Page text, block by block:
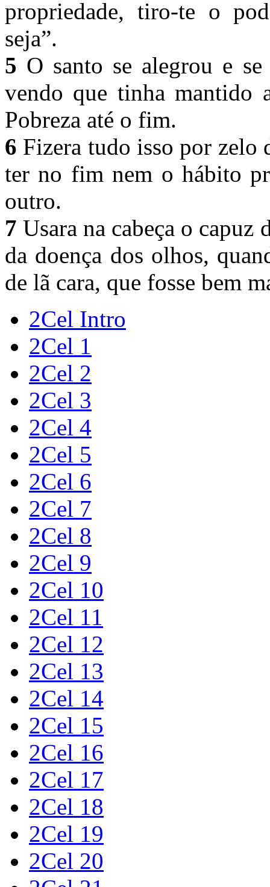
propriedade, tiro-te o
seja”.
5 O santo se alegrou e
vendo que tinha mantido
Pobreza até o fim.
6 Fizera tudo isso por zelo
ter no fim nem o hábito
outro.
7 Usara na cabeça o capuz
da doença dos olhos,
de lã cara, que fosse bem
2Cel Intro
2Cel 1
2Cel 2
2Cel 3
2Cel 4
2Cel 5
2Cel 6
2Cel 7
2Cel 8
2Cel 9
2Cel 10
2Cel 11
2Cel 12
2Cel 13
2Cel 14
2Cel 15
2Cel 16
2Cel 17
2Cel 18
2Cel 19
2Cel 20